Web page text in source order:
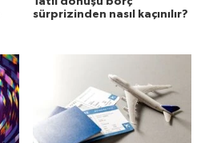
sürprizinden nasıl kaçınılır?